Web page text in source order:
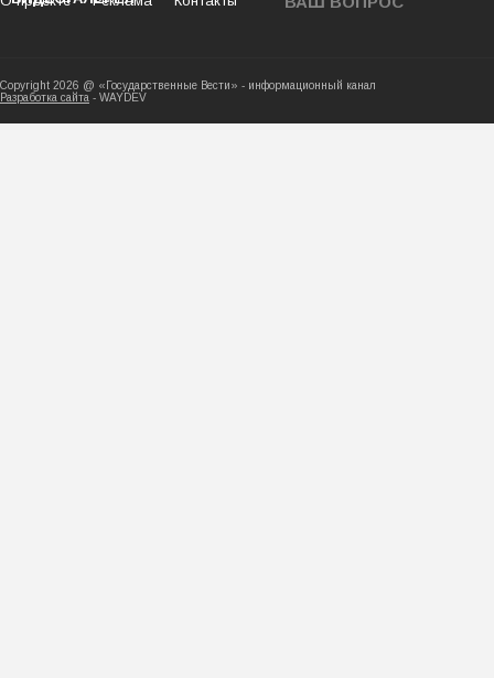
Copyright 2026 @ «Государственные Вести» -
Разработка сайта - WAYDEV